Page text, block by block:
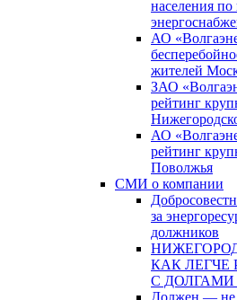
населения
АО
жителей
ЗАО
рейтинг
АО
рейтинг
Поволжья
СМИ о компании
за
должников
КАК ЛЕГЧЕ
С ДОЛГАМИ